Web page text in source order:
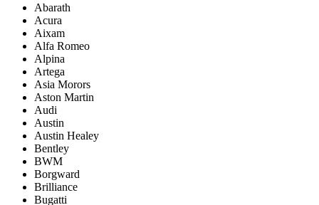
Abarath
Acura
Aixam
Alfa Romeo
Alpina
Artega
Asia Morors
Aston Martin
Audi
Austin
Austin Healey
Bentley
BWM
Borgward
Brilliance
Bugatti